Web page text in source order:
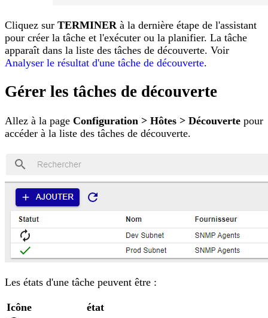
Cliquez sur TERMINER à la dernière étape de l'assistant
pour créer la tâche et l'exécuter ou la planifier. La tâche
apparaît dans la liste des tâches de découverte. Voir
Analyser le résultat d'une tâche de découverte.
Gérer les tâches de découverte
Allez à la page Configuration > Hôtes > Découverte pour
accéder à la liste des tâches de découverte.
Les états d'une tâche peuvent être :
Icône
état